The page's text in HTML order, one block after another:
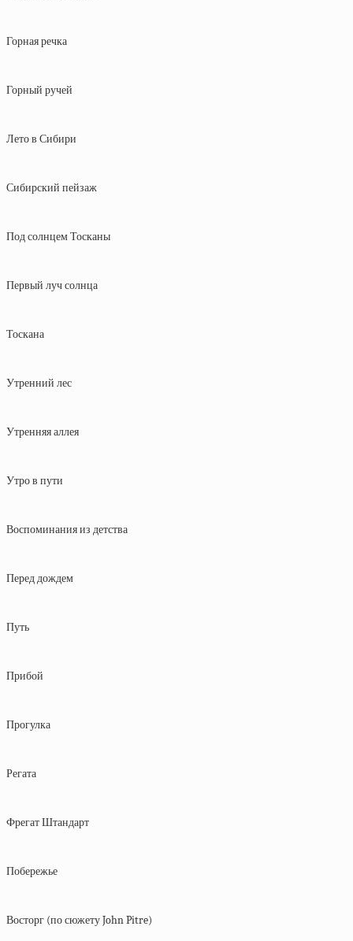
Горная речка
Горный ручей
Лето в Сибири
Сибирский пейзаж
Под солнцем Тосканы
Первый луч солнца
Тоскана
Утренний лес
Утренняя аллея
Утро в пути
Воспоминания из детства
Перед дождем
Путь
Прибой
Прогулка
Регата
Фрегат Штандарт
Побережье
Восторг (по сюжету John Pitre)